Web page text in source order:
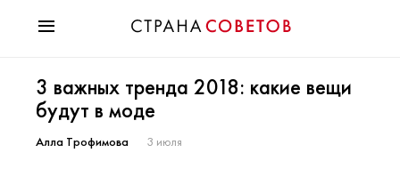
Мода
Звезды
Гороскопы
3 важных тренда 2018: какие вещи
будут в моде
Алла Трофимова 3 июля